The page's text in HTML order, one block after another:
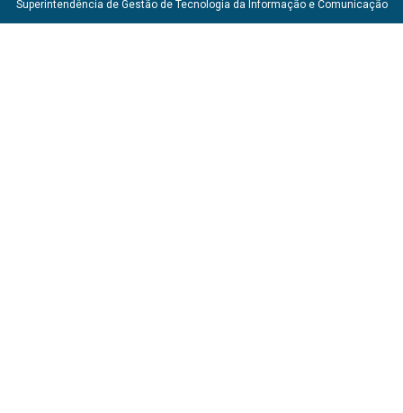
Superintendência de Gestão de Tecnologia da Informação e Comunicação